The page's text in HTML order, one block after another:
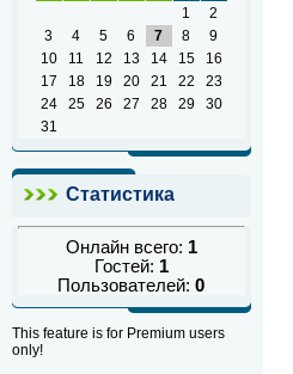
1
2
3
4 5 6 7 8
9
10
11 12 13 14 15
16
17
18 19 20 21 22
23
24
25 26 27 28 29
30
31
Статистика
Онлайн всего: 1
Гостей: 1
Пользователей:0
This feature is for Premium users
only!